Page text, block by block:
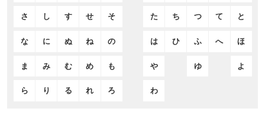
さ し す せ そ た ち つ て と
な に ぬ ね の は ひ ふ へ ほ
ま み む め も や ゆ よ
ら り る れ ろ わ